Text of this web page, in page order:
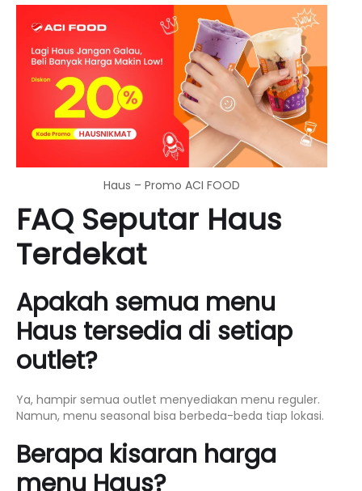
Haus – Promo ACI FOOD
FAQ Seputar Haus
Terdekat
Apakah semua menu
Haus tersedia di setiap
outlet?
Ya, hampir semua outlet menyediakan menu reguler.
Namun, menu seasonal bisa berbeda-beda tiap lokasi.
Berapa kisaran harga
menu Haus?